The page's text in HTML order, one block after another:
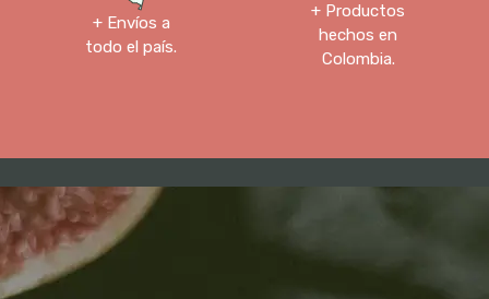
+ Envíos a
todo el país.
+ Productos
hechos en
Colombia.